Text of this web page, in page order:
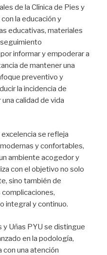
de la Clínica de Pies y
la educación y
educativas, materiales
informar y empoderar a
de mantener una
preventivo y
la incidencia de
calidad de vida
excelencia se refleja
y confortables,
ambiente acogedor y
con el objetivo no solo
sino también de
integral y continuo.
y Uñas PYU se distingue
en la podología,
una atención